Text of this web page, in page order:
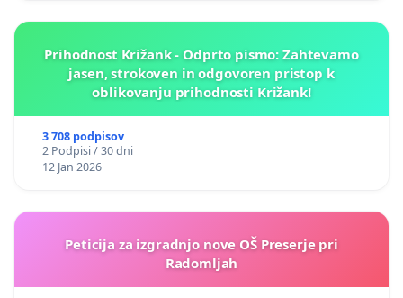
Prihodnost Križank - Odprto pismo: Zahtevamo
jasen, strokoven in odgovoren pristop k
oblikovanju prihodnosti Križank!
3 708 podpisov
2 Podpisi / 30 dni
12 Jan 2026
Peticija za izgradnjo nove OŠ Preserje pri
Radomljah